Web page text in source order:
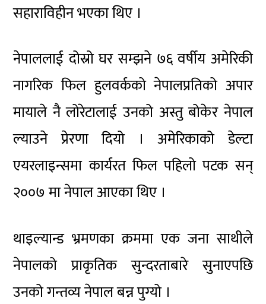
सहाराविहीन भएका थिए ।
नेपाललाई दोस्रो घर सम्झने ७६ वर्षीय अमेरिकी
नागरिक फिल हुलवर्कको नेपालप्रतिको अपार
मायाले नै लोरेटालाई उनको अस्तु बोकेर नेपाल
ल्याउने प्रेरणा दियो । अमेरिकाको डेल्टा
एयरलाइन्समा कार्यरत फिल पहिलो पटक सन्
२००७ मा नेपाल आएका थिए ।
थाइल्यान्ड भ्रमणका क्रममा एक जना साथीले
नेपालको प्राकृतिक सुन्दरताबारे सुनाएपछि
उनको गन्तव्य नेपाल बन्न पुग्यो ।